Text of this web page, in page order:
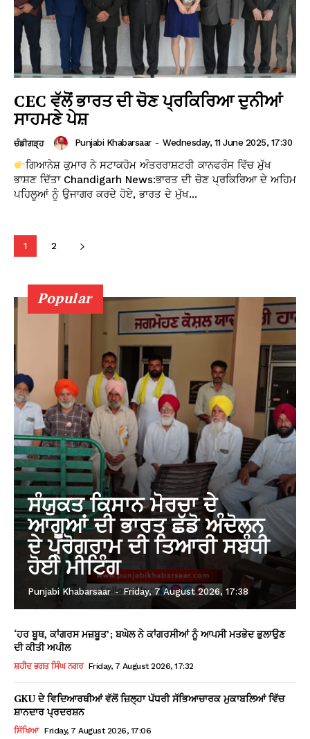
CEC ਵੱਲੋਂ ਭਾਰਤ ਦੀ ਚੋਣ ਪ੍ਰਕਿਰਿਆ ਦੁਨੀਆਂ
ਸਾਹਮਣੇ ਪੇਸ਼
ਚੰਡੀਗੜ੍ਹ Punjabi Khabarsaar - Wednesday, 11 June 2025, 17:30
ਗਿਆਨੇਸ਼ ਕੁਮਾਰ ਨੇ ਸਟਾਕਹੋਮ ਅੰਤਰਰਾਸ਼ਟਰੀ ਕਾਨਫਰੰਸ ਵਿੱਚ ਮੁੱਖ
ਭਾਸ਼ਣ ਦਿੱਤਾ Chandigarh News:ਭਾਰਤ ਦੀ ਚੋਣ ਪ੍ਰਕਿਰਿਆ ਦੇ ਅਹਿਮ
ਪਹਿਲੂਆਂ ਨੂੰ ਉਜਾਗਰ ਕਰਦੇ ਹੋਏ, ਭਾਰਤ ਦੇ ਮੁੱਖ...
1 2
Popular
ਸੰਯੁਕਤ ਕਿਸਾਨ ਮੋਰਚਾ ਦੇ
ਆਗੂਆਂ ਦੀ ਭਾਰਤ ਛੱਡੋ ਅੰਦੋਲਨ
ਦੇ ਪ੍ਰੋਗਰਾਮ ਦੀ ਤਿਆਰੀ ਸਬੰਧੀ
ਹੋਈ ਮੀਟਿੰਗ
Punjabi Khabarsaar - Friday, 7 August 2026, 17:38
‘ਹਰ ਬੂਥ, ਕਾਂਗਰਸ ਮਜ਼ਬੂਤ’; ਬਘੇਲ ਨੇ ਕਾਂਗਰਸੀਆਂ ਨੂੰ ਆਪਸੀ ਮਤਭੇਦ ਭੁਲਾਉਣ
ਦੀ ਕੀਤੀ ਅਪੀਲ
ਸ਼ਹੀਦ ਭਗਤ ਸਿੰਘ ਨਗਰ Friday, 7 August 2026, 17:32
GKU ਦੇ ਵਿਦਿਆਰਥੀਆਂ ਵੱਲੋਂ ਜ਼ਿਲ੍ਹਾ ਪੱਧਰੀ ਸੱਭਿਆਚਾਰਕ ਮੁਕਾਬਲਿਆਂ ਵਿੱਚ
ਸ਼ਾਨਦਾਰ ਪ੍ਰਦਰਸ਼ਨ
ਸਿੱਖਿਆ Friday, 7 August 2026, 17:06